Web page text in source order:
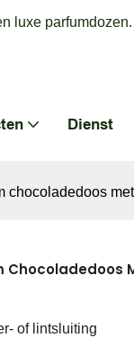
luxe parfumdozen.
Dienst
chocoladedoos
Chocoladedoos
of lintsluiting